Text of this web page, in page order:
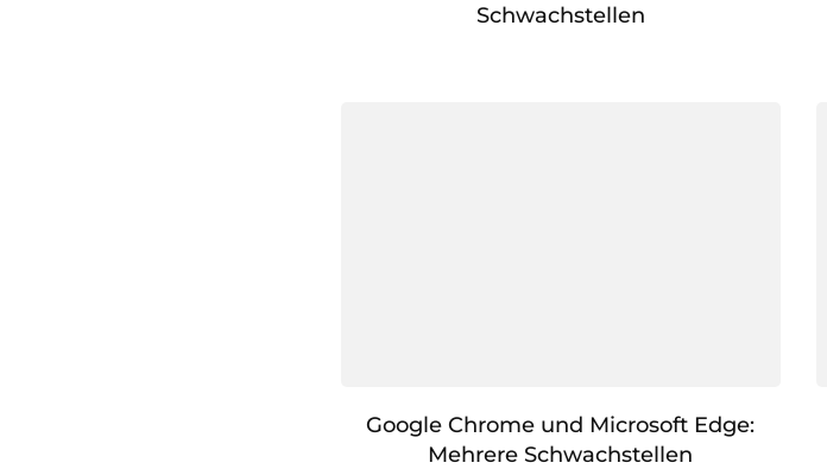
Schwachstellen
Google Chrome und Microsoft Edge:
Mehrere Schwachstellen